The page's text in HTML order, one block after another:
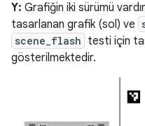
Y: Grafiğin iki sürümü
tasarlanan grafik (sol) ve
scene_flash testi için
gösterilmektedir.